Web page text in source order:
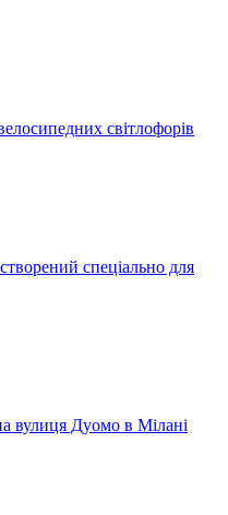
світлофорів
спеціально для
вулиця Дуомо в Мілані